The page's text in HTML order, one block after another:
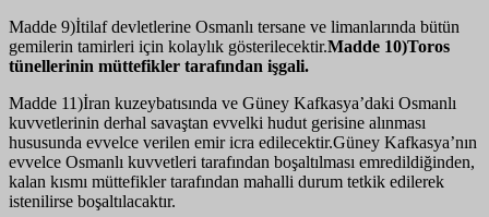
Madde 9)İtilaf devletlerine Osmanlı tersane ve limanlarında bütün
gemilerin tamirleri için kolaylık gösterilecektir.Madde 10)Toros
tünellerinin müttefikler tarafından işgali.
Madde 11)İran kuzeybatısında ve Güney Kafkasya’daki Osmanlı
kuvvetlerinin derhal savaştan evvelki hudut gerisine alınması
hususunda evvelce verilen emir icra edilecektir.Güney Kafkasya’nın
evvelce Osmanlı kuvvetleri tarafından boşaltılması emredildiğinden,
kalan kısmı müttefikler tarafından mahalli durum tetkik edilerek
istenilirse boşaltılacaktır.